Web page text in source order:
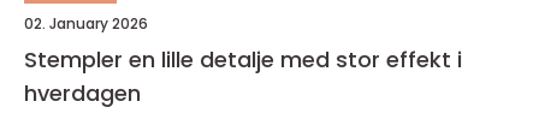
02. January 2026
Stempler en lille detalje med stor effekt i
hverdagen